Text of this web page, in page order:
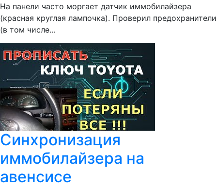
На панели часто моргает датчик иммобилайзера
(красная круглая лампочка). Проверил предохранители
(в том числе...
Синхронизация
иммобилайзера на
авенсисе